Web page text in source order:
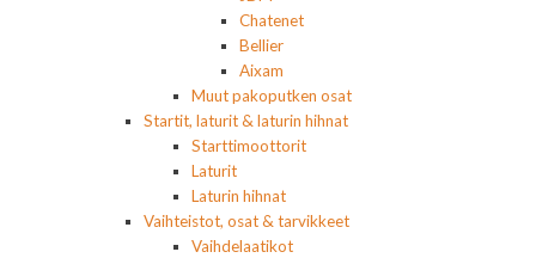
Chatenet
Bellier
Aixam
Muut pakoputken osat
Startit, laturit & laturin hihnat
Starttimoottorit
Laturit
Laturin hihnat
Vaihteistot, osat & tarvikkeet
Vaihdelaatikot